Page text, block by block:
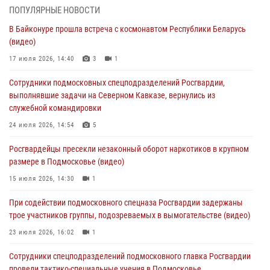
03 августа 2026, 15:08 1
В Подмосковье отметили годовщину со Дня образования ОМОН
«Пересвет»
02 августа 2026, 18:01
Офицер подмосковного главка Росгвардии стал гостем эфира
«Радио 1»
01 августа 2026, 17:57
крупную сумму в Подмосковье
31 июля 2026, 13:00
действиях в Подмосковье (видео)
31 июля 2026, 09:00
ПОПУЛЯРНЫЕ НОВОСТИ
В Байконуре прошла встреча с космонавтом Республики Беларусь
(видео)
17 июля 2026, 14:40 3 1
Сотрудники подмосковных спецподразделений Росгвардии,
выполнявшие задачи на Северном Кавказе, вернулись из
служебной командировки
24 июля 2026, 14:54 5
Росгвардейцы пресекли незаконный оборот наркотиков в крупном
размере в Подмосковье (видео)
15 июля 2026, 14:30 1
При содействии подмосковного спецназа Росгвардии задержаны
трое участников группы, подозреваемых в вымогательстве (видео)
23 июля 2026, 16:02 1
Сотрудники спецподразделений подмосковного главка Росгвардии